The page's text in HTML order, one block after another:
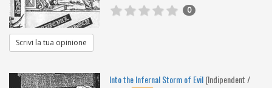
0
Scrivi la tua opinione
Into the Infernal Storm of Evil(Indipendent /